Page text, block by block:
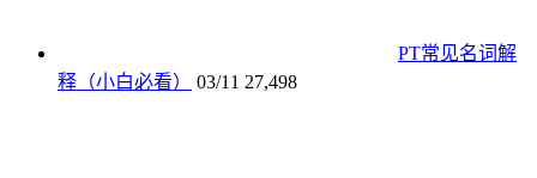
PT常见名词解
释（小白必看）
03/11 27,498